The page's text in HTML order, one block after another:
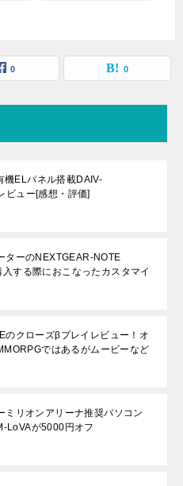
0 0
機ELパネル搭載DAIV-
ビュー[感想・評価]
ターのNEXTGEAR-NOTE
する際におこなったカスタマイ
のクローズβプレイレビュー！オ
ではあるがムービーなど
ミリオンアリーナ推奨パソコン
LoVAが5000円オフ